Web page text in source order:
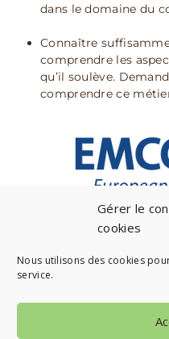
Gérer le
cookies
Nous utilisons des cookies
service.
dans le domaine du
Connaître
comprendre les
qu’il soulève.
comprendre ce